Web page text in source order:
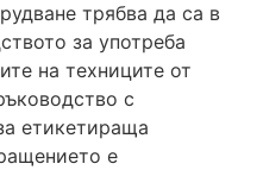
трябва да са в
за употреба
на техниците от
с
етикетираща
е